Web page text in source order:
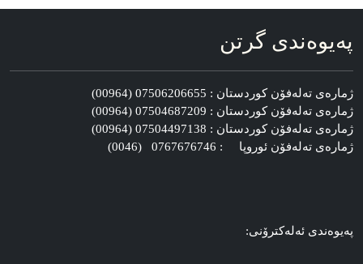
په‌یوه‌ندی گرتن
ژماره‌ی ته‌له‌فۆن کوردستان : 07506206655 (00964)
ژماره‌ی ته‌له‌فۆن کوردستان : 07504687209 (00964)
ژماره‌ی ته‌له‌فۆن کوردستان : 07504497138 (00964)
ژماره‌ی ته‌له‌فۆن ئوروپا : 0767676746 (0046)
په‌یوه‌ندی ئه‌له‌کترۆنی: